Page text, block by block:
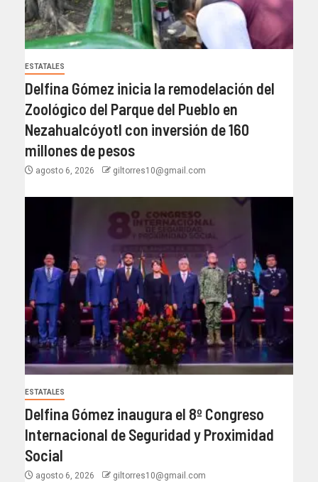
ESTATALES
Delfina Gómez inicia la remodelación del
Zoológico del Parque del Pueblo en
Nezahualcóyotl con inversión de 160
millones de pesos
agosto 6, 2026 giltorres10@gmail.com
ESTATALES
Delfina Gómez inaugura el 8º Congreso
Internacional de Seguridad y Proximidad
Social
agosto 6, 2026 giltorres10@gmail.com